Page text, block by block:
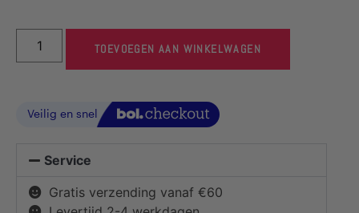
TOEVOEGEN AAN WINKELWAGEN
Service
Gratis verzending vanaf €60